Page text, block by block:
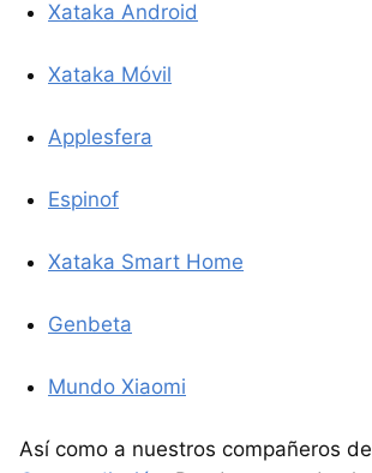
Xataka Android
Xataka Móvil
Applesfera
Espinof
Xataka Smart Home
Genbeta
Mundo Xiaomi
Así como a nuestros compañeros de